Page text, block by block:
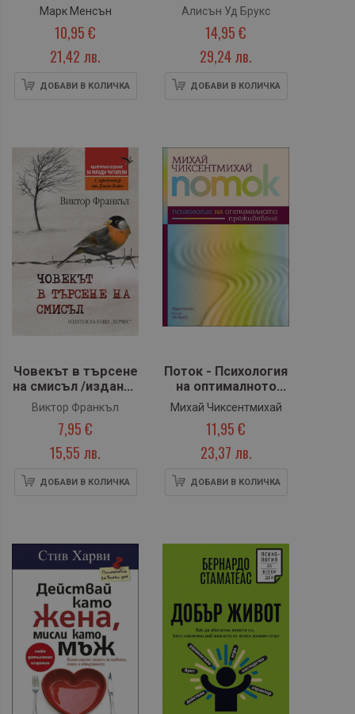
Марк Менсън
10,95 €
21,42 лв.
ДОБАВИ В КОЛИЧКА
Алисън Уд Брукс
14,95 €
29,24 лв.
ДОБАВИ В КОЛИЧКА
Човекът в търсене
на смисъл /издание
за млади читатели/
Виктор Франкъл
7,95 €
15,55 лв.
ДОБАВИ В КОЛИЧКА
Поток - Психология
на оптималното
преживяване
Михай Чиксентмихай
11,95 €
23,37 лв.
ДОБАВИ В КОЛИЧКА